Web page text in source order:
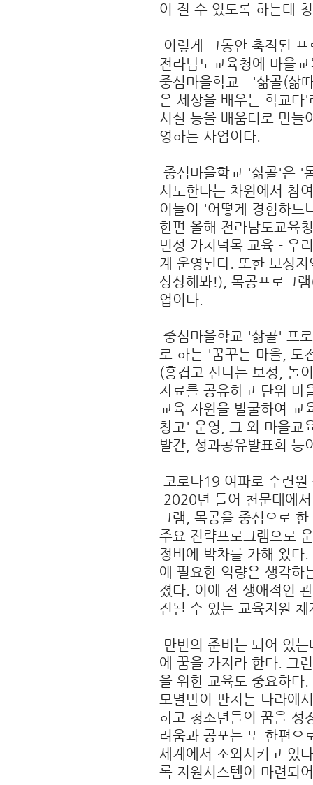
어 질 수 있도록 하는데
이렇게 그동안 축적된
전라남도교육청에 마을
중심마을학교 - '삶골(삶
은 세상을 배우는 학교다
시설 등을 배움터로 만들
영하는 사업이다.
중심마을학교 '삶골'은 '
시도한다는 차원에서 참
이들이 '어떻게 경험하느
한편 올해 전라남도교육
민성 가치덕목 교육 - 우
계 운영된다. 또한 보성
상상해봐!), 목공프로그
업이다.
중심마을학교 '삶골' 프
로 하는 '꿈꾸는 마을, 도
(흥겹고 신나는 보성, 놀
자료를 공유하고 단위 마
교육 자원을 발굴하여 교
창고' 운영, 그 외 마을교
발간, 성과공유발표회 등
코로나19 여파로 수련
2020년 들어 천문대에
그램, 목공을 중심으로
주요 전략프로그램으로
정비에 박차를 가해 왔다
에 필요한 역량은 생각하
졌다. 이에 전 생애적인
진될 수 있는 교육지원
만반의 준비는 되어 있
에 꿈을 가지라 한다. 그
을 위한 교육도 중요하다
모멸만이 판치는 나라에
하고 청소년들의 꿈을 성
려움과 공포는 또 한편으
세계에서 소외시키고 있
록 지원시스템이 마련되